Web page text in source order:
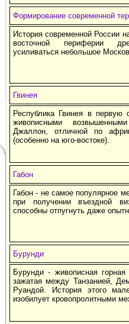
Формирование современной
История современной России
восточной периферии
усиливаться небольшое
Гвинея
Республика Гвинея в первую
живописными
Джаллон, отличной по
(особенно на юго-востоке).
Габон
Габон - не самое популярное
при получении въездной
способны отпугнуть даже
Бурунди
Бурунди - живописная
зажатая между Танзанией,
Руандой. История этого
изобилует кровопролитными